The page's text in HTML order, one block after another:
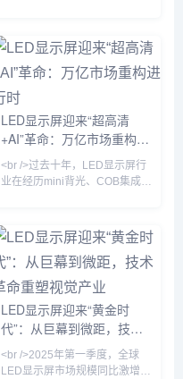
99.9%，单颗成本下降40%，这
意味着困扰行业十年的“量产魔
咒”正式解除。与传统的LCD和
OLED相比，Micro LED在亮
度、寿命和响应速度上实现了数
量级提升，尤其是在户外强光环
境下，其20000尼特以上的峰值
专家指出，Micro L
LED显示屏迎来“超高清
+AI”革命：万亿市场重构进
行时
<br />过去十年，LED显示屏行
业在经历mini背光、COB集成封
星、索尼与国内京东方、利亚德
相继宣布Micro LED芯片良率突
破99.99%，像素点间距进入
P0.3以下微米级时代。这意味
着，LED显示屏首次能在保持无
缝拼接优势的同时，实现堪比
OLED的对比度与色彩表现，且
指出，Micro LED的量
LED显示屏迎来“黄金时
代”：从巨幕到微距，技术
革命重塑视觉产业
<br />2025年第一季度，全球
LED显示屏市场规模同比激增